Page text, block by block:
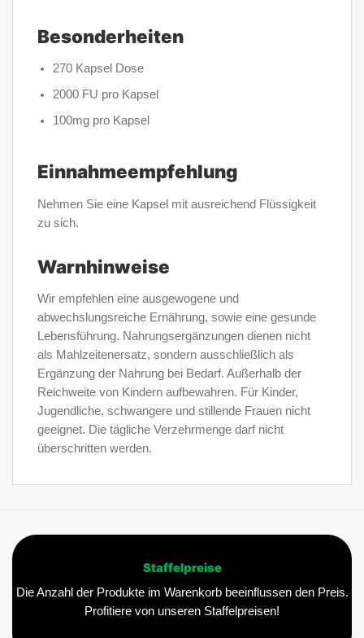
Besonderheiten
270 Kapsel Dose
2000 FU pro Kapsel
100mg pro Kapsel
Einnahmeempfehlung
Nehmen Sie eine Kapsel mit ausreichend Flüssigkeit
zu sich.
Warnhinweise
Wir empfehlen eine ausgewogene und
abwechslungsreiche Ernährung, sowie eine gesunde
Lebensführung. Nahrungsergänzungen dienen nicht
als Mahlzeitenersatz, sondern ausschließlich als
Ergänzung der Nahrung bei Bedarf. Außerhalb der
Reichweite von Kindern aufbewahren. Für Kinder,
Jugendliche, schwangere und stillende Frauen nicht
geeignet. Die tägliche Verzehrmenge darf nicht
überschritten werden.
Staffelpreise
Die Anzahl der Produkte im Warenkorb beeinflussen den Preis.
Profitiere von unseren Staffelpreisen!